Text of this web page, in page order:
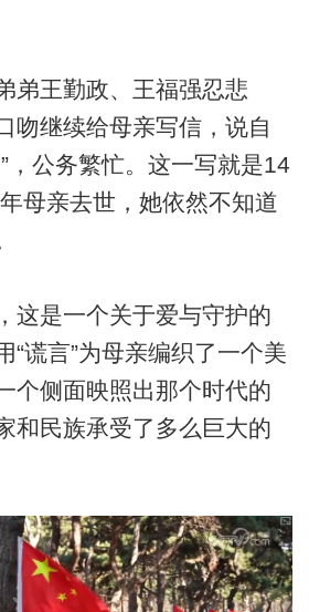
王勤政、王福强忍悲
吻继续给母亲写信，说自
，公务繁忙。这一写就是14
母亲去世，她依然不知道
是一个关于爱与守护的
“谎言”为母亲编织了一个美
个侧面映照出那个时代的
和民族承受了多么巨大的